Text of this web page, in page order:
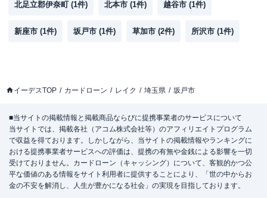
北足立郡伊奈町 (1件) 北本市 (1件) 越谷市 (1件)
新座市 (1件) 坂戸市 (1件) 草加市 (2件) 所沢市 (1件)
イーデスTOP カードローン レイク 埼玉県 坂戸市
■当サイトの掲載情報と掲載商品ならびに提携事業者のサービスについて
当サイトでは、掲載各社（アコム株式会社等）のアフィリエイトプログラム
で収益を得ております。しかしながら、当サイトの掲載情報やランキングに
おける提携事業者サービスへの評価は、提携の有無や金銭による影響を一切
受けておりません。カードローン（キャッシング）について、客観的かつ公
平な価値のある情報をサイト利用者に提供することにより、「世の中からお
金の不安を解消し、人生が豊かになる社会」の実現を目指しております。